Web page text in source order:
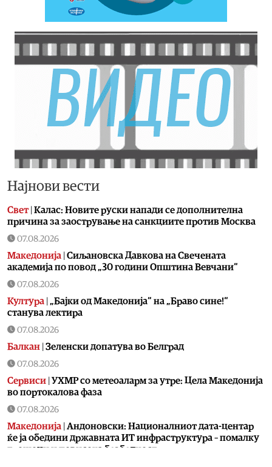
Најнови вести
Свет| Калас: Новите руски напади се дополнителна
причина за заострување на санкциите против Москва
07.08.2026
Македонија Сиљановска Давкова на Свечената
академија по повод „30 години Општина Вевчани“
07.08.2026
Култура „Бајки од Македонија“ на „Браво сине!“
станува лектира
07.08.2026
Балкан Зеленски допатува во Белград
07.08.2026
Сервиси УХМР со метеоаларм за утре: Цела Македонија
во портокалова фаза
07.08.2026
Македонија Андоновски: Националниот дата-центар
ќе ја обедини државната ИТ инфраструктура – помалку
трошоци и повисока безбедност